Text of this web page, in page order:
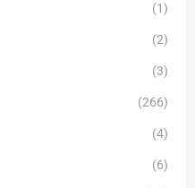
(1)
(2)
(3)
(266)
(4)
(6)